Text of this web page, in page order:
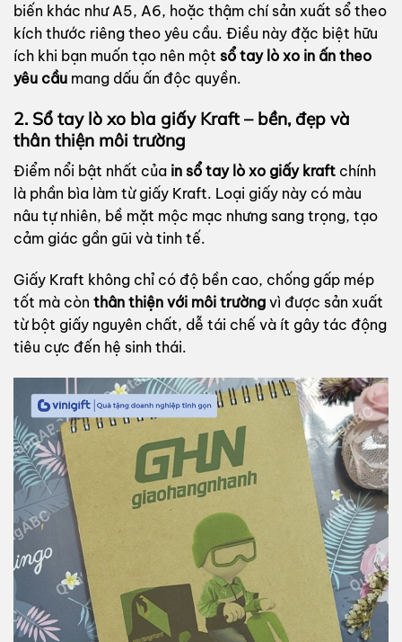
biến khác như A5, A6, hoặc thậm chí sản xuất sổ theo
kích thước riêng theo yêu cầu. Điều này đặc biệt hữu
ích khi bạn muốn tạo nên một sổ tay lò xo in ấn theo
yêu cầu mang dấu ấn độc quyền.
2. Sổ tay lò xo bìa giấy Kraft – bền, đẹp và
thân thiện môi trường
Điểm nổi bật nhất của in sổ tay lò xo giấy kraft chính
là phần bìa làm từ giấy Kraft. Loại giấy này có màu
nâu tự nhiên, bề mặt mộc mạc nhưng sang trọng, tạo
cảm giác gần gũi và tinh tế.
Giấy Kraft không chỉ có độ bền cao, chống gấp mép
tốt mà còn thân thiện với môi trường vì được sản xuất
từ bột giấy nguyên chất, dễ tái chế và ít gây tác động
tiêu cực đến hệ sinh thái.